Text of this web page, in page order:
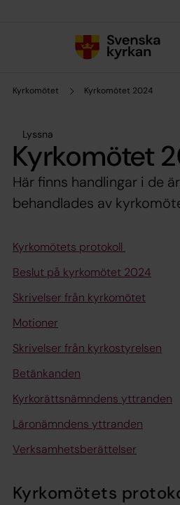
Kyrkomötet Kyrkomötet 2024
Lyssna
Kyrkomötet
Här finns handlingar i de
behandlades av
Kyrkomötets protokoll
Beslut på kyrkomötet 2024
Skrivelser från kyrkomötet
Motioner
Skrivelser från kyrkostyrelsen
Betänkanden
Kyrkorättsnämndens yttranden
Läronämndens yttranden
Verksamhetsberättelser
Kyrkomötets